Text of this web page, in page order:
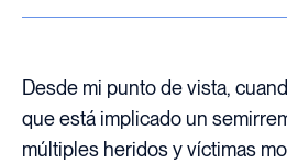
Desde mi punto de vista,
que está implicado un
múltiples heridos y víctimas